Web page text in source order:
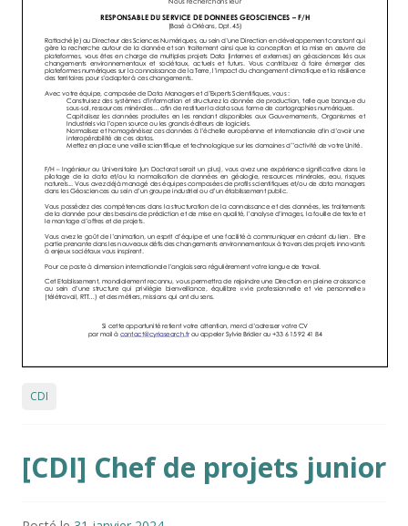
CDI
[CDI] Chef de projets junior